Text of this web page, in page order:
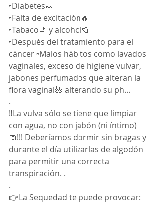
▫️Diabetes🍬
▫️Falta de excitación🔥
▫️Tabaco🚬 y alcohol🍻
▫️Después del tratamiento para el
cáncer ▫️Malos hábitos como lavados
vaginales, exceso de higiene vulvar,
jabones perfumados que alteran la
flora vaginal🌺 alterando su ph...
.
‼️La vulva sólo se tiene que limpiar
con agua, no con jabón (ni íntimo)
🧼!!! Deberíamos dormir sin bragas y
durante el día utilizarlas de algodón
para permitir una correcta
transpiración. .
.
👉La Sequedad te puede provocar: